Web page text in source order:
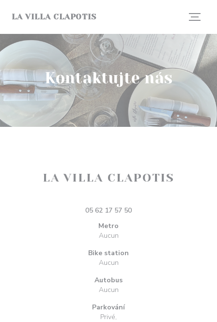
LA VILLA CLAPOTIS
Kontaktujte nás
LA VILLA CLAPOTIS
05 62 17 57 50
Metro
Aucun
Bike station
Aucun
Autobus
Aucun
Parkování
Privé,